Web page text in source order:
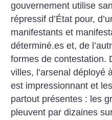
gouvernement utilise
répressif d’État pour,
manifestants et
déterminé.es et, de
formes de contestation.
villes, l’arsenal déployé
est impressionnant et
partout présentes : les
pleuvent par dizaines